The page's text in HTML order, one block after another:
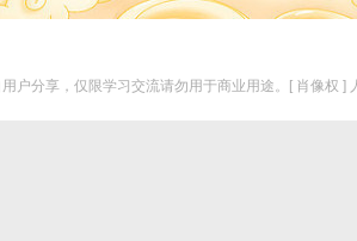
户分享，仅限学习交流请勿用于商业用途。[ 肖像权 ]